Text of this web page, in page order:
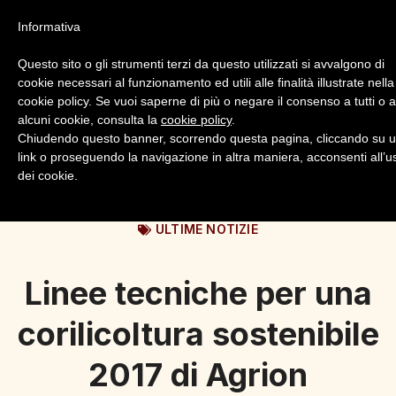
Login Registrazione
ULTIME NOTIZIE
Linee tecniche per una
corilicoltura sostenibile
2017 di Agrion
Informativa
Questo sito o gli strumenti terzi da questo utilizzati si avvalgono di
cookie necessari al funzionamento ed utili alle finalità illustrate nella
cookie policy. Se vuoi saperne di più o negare il consenso a tutti o
alcuni cookie, consulta la cookie policy.
Chiudendo questo banner, scorrendo questa pagina, cliccando su
link o proseguendo la navigazione in altra maniera, acconsenti
dei cookie.